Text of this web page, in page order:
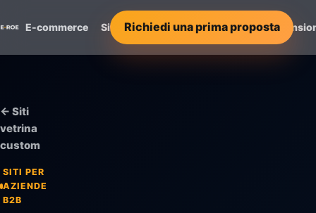
E-commerce Siti Vetrina Servizi Progetti
Richiedi una prima proposta
← Siti
vetrina
custom
SITI PER
AZIENDE
B2B